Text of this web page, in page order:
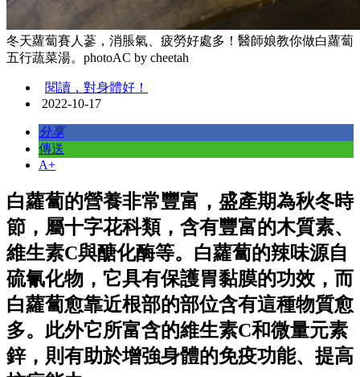
冬天蘿蔔賽人蔘，消脹氣、疲勞好處多！醫師娘教你做白蘿蔔
五行蔬菜湯。photoAC by cheetah
閱讀，對身體好！
2022-10-17
分享
傳送
A+
白蘿蔔的營養非常豐富，盛產期為秋冬時
節，屬十字花科類，含有豐富的木質素、
維生素C與醣化酶等。白蘿蔔的辣味源自
硫氰化物，它具有保護胃黏膜的功效，而
白蘿蔔愈靠近根部的部位含有這種物質愈
多。此外它所富含的維生素C和微量元素
鋅，則有助於增強身體的免疫功能、提高